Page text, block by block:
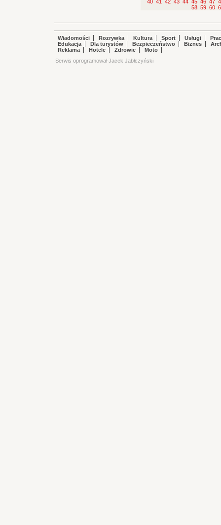
40 41 42 43 44 45 46 47
58 59 60
Wiadomości Rozrywka Kultura Sport Usługi
Edukacja
Dla turystów Bezpieczeństwo Biznes
Reklama
Hotele Zdrowie
Moto
Serwis oprogramował Jacek Jabłczyński